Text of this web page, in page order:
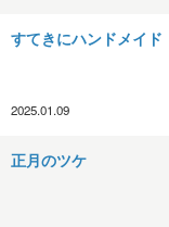
すてきにハンドメイド
2025.01.09
正月のツケ